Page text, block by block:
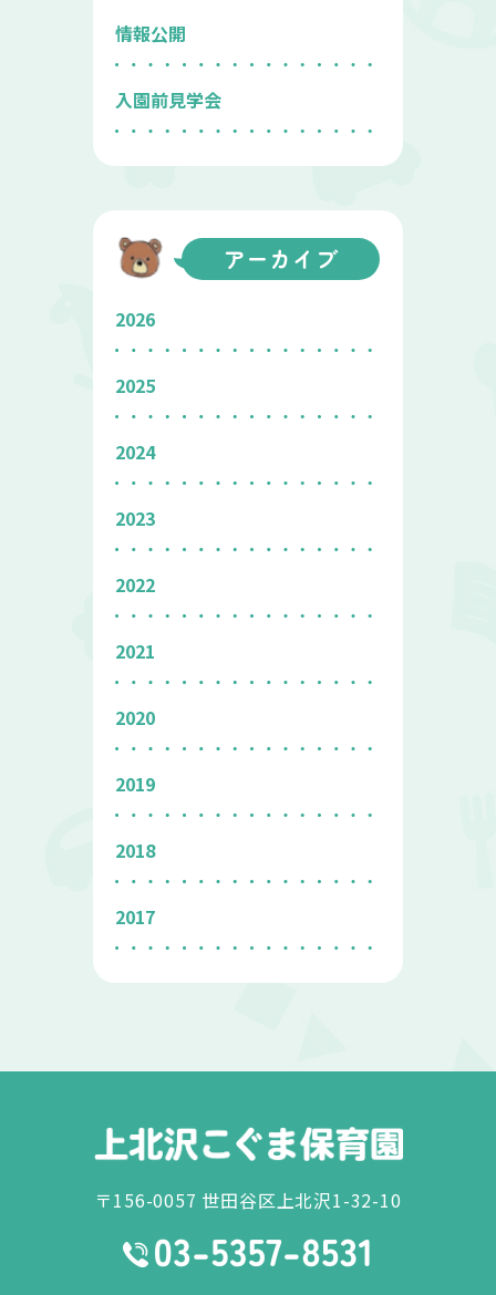
情報公開
入園前見学会
アーカイブ
2026
2025
2024
2023
2022
2021
2020
2019
2018
2017
〒156-0057 世田谷区上北沢1-32-10